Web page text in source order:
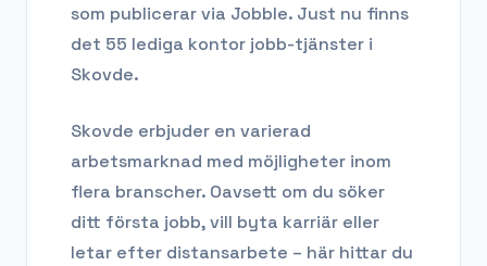
som publicerar via Jobble. Just nu finns
det 55 lediga kontor jobb-tjänster i
Skovde.
Skovde erbjuder en varierad
arbetsmarknad med möjligheter inom
flera branscher. Oavsett om du söker
ditt första jobb, vill byta karriär eller
letar efter distansarbete – här hittar du